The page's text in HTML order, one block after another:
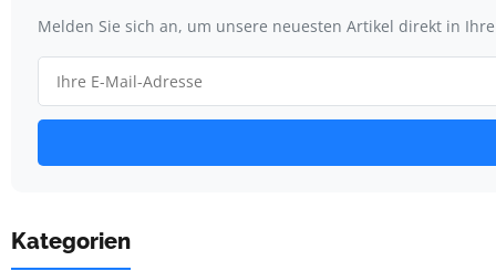
Melden Sie sich an, um unsere neuesten Artikel direkt in
Kategorien